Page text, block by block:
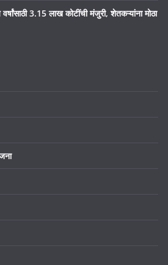
3.15 लाख कोटींची मंजुरी, शेतकऱ्यांना मोठा